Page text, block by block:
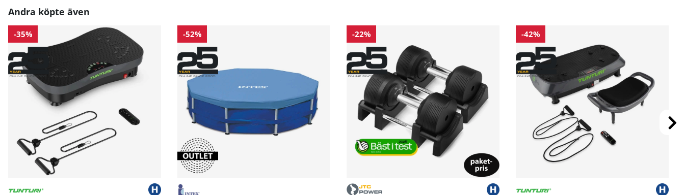
Andra köpte även
-35% -52% -22% -42%